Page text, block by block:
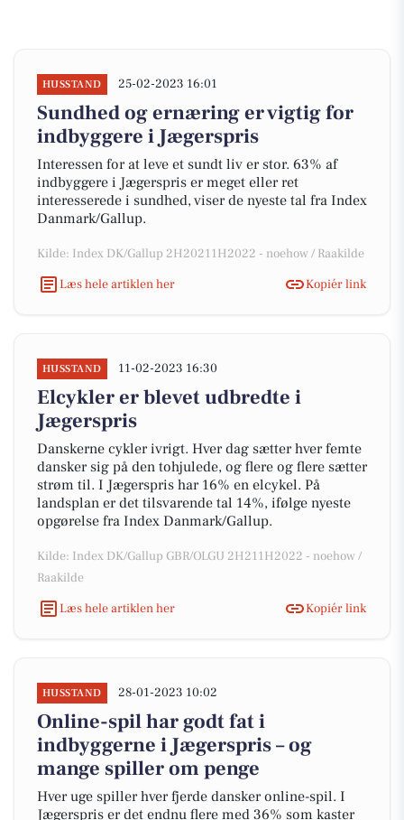
HUSSTAND 25-02-2023 16:01
Sundhed og ernæring er vigtig for
indbyggere i Jægerspris
Interessen for at leve et sundt liv er stor. 63% af
indbyggere i Jægerspris er meget eller ret
interesserede i sundhed, viser de nyeste tal fra Index
Danmark/Gallup.
Kilde: Index DK/Gallup 2H20211H2022 - noehow / Raakilde
Læs hele artiklen her
Kopiér link
HUSSTAND 11-02-2023 16:30
Elcykler er blevet udbredte i
Jægerspris
Danskerne cykler ivrigt. Hver dag sætter hver femte
dansker sig på den tohjulede, og flere og flere sætter
strøm til. I Jægerspris har 16% en elcykel. På
landsplan er det tilsvarende tal 14%, ifølge nyeste
opgørelse fra Index Danmark/Gallup.
Kilde: Index DK/Gallup GBR/OLGU 2H211H2022 - noehow /
Raakilde
Læs hele artiklen her
Kopiér link
HUSSTAND 28-01-2023 10:02
Online-spil har godt fat i
indbyggerne i Jægerspris – og
mange spiller om penge
Hver uge spiller hver fjerde dansker online-spil. I
Jægerspris er det endnu flere med 36% som kaster